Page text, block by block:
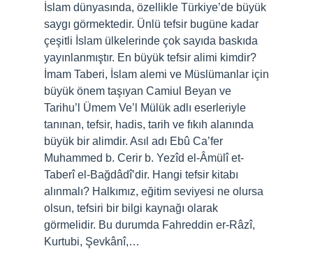
İslam dünyasında, özellikle Türkiye’de büyük
saygı görmektedir. Ünlü tefsir bugüne kadar
çeşitli İslam ülkelerinde çok sayıda baskıda
yayınlanmıştır. En büyük tefsir alimi kimdir?
İmam Taberi, İslam alemi ve Müslümanlar için
büyük önem taşıyan Camiul Beyan ve
Tarihu’l Ümem Ve’l Mülük adlı eserleriyle
tanınan, tefsir, hadis, tarih ve fıkıh alanında
büyük bir alimdir. Asıl adı Ebû Ca’fer
Muhammed b. Cerir b. Yezîd el-Âmülî et-
Taberî el-Bağdâdî’dir. Hangi tefsir kitabı
alınmalı? Halkımız, eğitim seviyesi ne olursa
olsun, tefsiri bir bilgi kaynağı olarak
görmelidir. Bu durumda Fahreddin er-Râzî,
Kurtubi, Şevkânî,…